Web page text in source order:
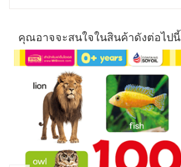
คุณอาจจะสนใจในสินค้าดังต่อไปนี้